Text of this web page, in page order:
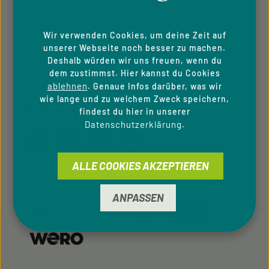
Cookie-Einstellungen
Barrierefreiheit
Wir verwenden Cookies, um deine Zeit auf
unserer Webseite noch besser zu machen.
Deshalb würden wir uns freuen, wenn du
dem zustimmst. Hier kannst du Cookies
ablehnen. Genaue Infos darüber, was wir
wie lange und zu welchem Zweck speichern,
findest du hier in unserer
Datenschutzerklärung.
ANPASSEN
ALLE COOKIES AKZEPTIEREN